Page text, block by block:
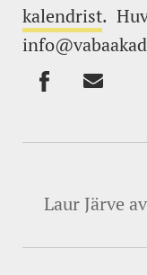
kalendrist.
Laur Järve